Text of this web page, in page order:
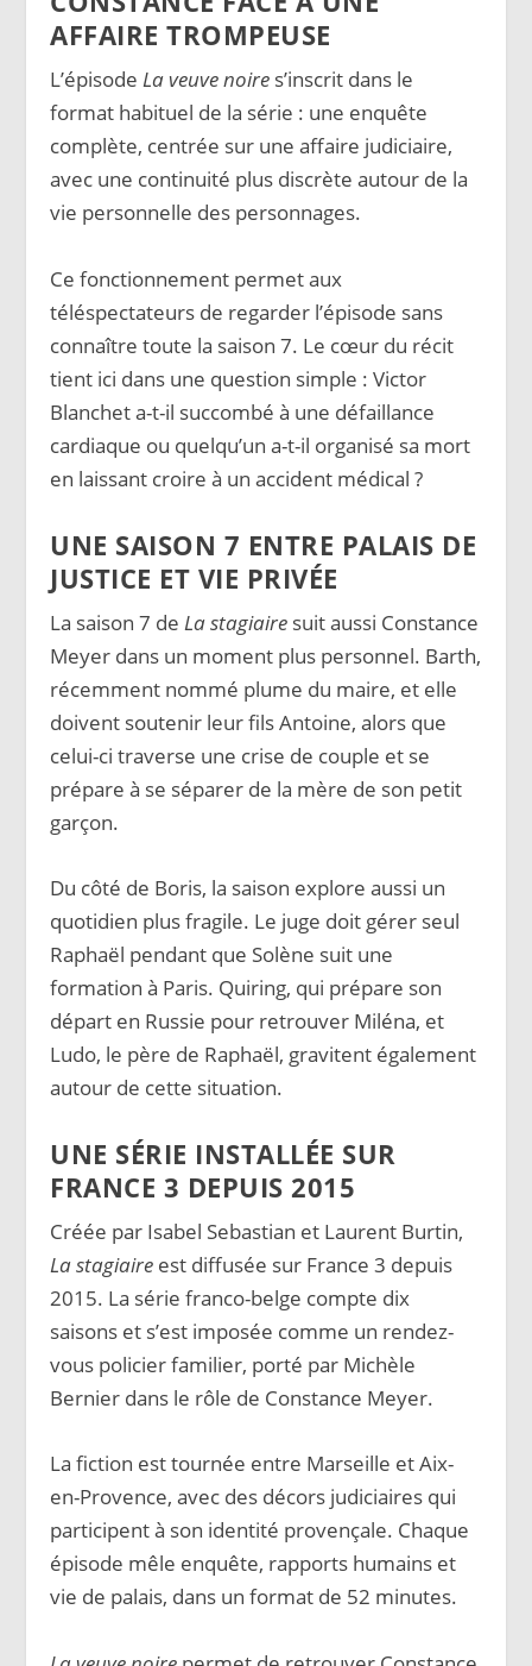
AFFAIRE TROMPEUSE
L’épisodeLa veuve noire s’inscrit dans le
format habituel de la série : une enquête
complète, centrée sur une affaire judiciaire,
avec une continuité plus discrète autour de la
vie personnelle des personnages.
Ce fonctionnement permet aux
téléspectateurs de regarder l’épisode sans
connaître toute la saison 7. Le cœur du récit
tient ici dans une question simple : Victor
Blanchet a-t-il succombé à une défaillance
cardiaque ou quelqu’un a-t-il organisé sa mort
en laissant croire à un accident médical ?
UNE SAISON 7 ENTRE PALAIS DE
JUSTICE ET VIE PRIVÉE
La saison 7 deLa stagiaire suit aussi Constance
Meyer dans un moment plus personnel. Barth,
récemment nommé plume du maire, et elle
doivent soutenir leur fils Antoine, alors que
celui-ci traverse une crise de couple et se
prépare à se séparer de la mère de son petit
garçon.
Du côté de Boris, la saison explore aussi un
quotidien plus fragile. Le juge doit gérer seul
Raphaël pendant que Solène suit une
formation à Paris. Quiring, qui prépare son
départ en Russie pour retrouver Miléna, et
Ludo, le père de Raphaël, gravitent également
autour de cette situation.
UNE SÉRIE INSTALLÉE SUR
FRANCE 3 DEPUIS 2015
Créée par Isabel Sebastian et Laurent Burtin,
La stagiaire est diffusée sur France 3 depuis
2015. La série franco-belge compte dix
saisons et s’est imposée comme un rendez-
vous policier familier, porté par Michèle
Bernier dans le rôle de Constance Meyer.
La fiction est tournée entre Marseille et Aix-
en-Provence, avec des décors judiciaires qui
participent à son identité provençale. Chaque
épisode mêle enquête, rapports humains et
vie de palais, dans un format de 52 minutes.